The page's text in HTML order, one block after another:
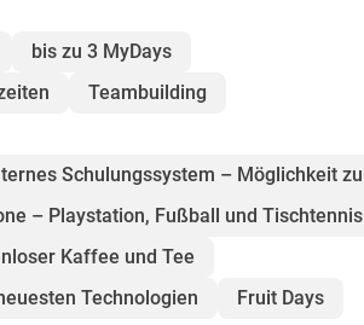
bis zu 3 MyDays
Teambuilding
Schulungssystem – Möglichkeit
– Playstation, Fußball und Tischtennis
Kaffee und Tee
Technologien
Fruit Days